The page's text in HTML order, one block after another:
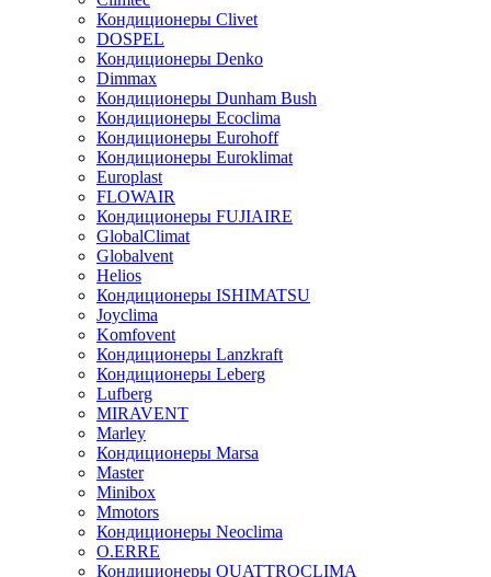
Кондиционеры Clivet
DOSPEL
Кондиционеры Denko
Dimmax
Кондиционеры Dunham Bush
Кондиционеры Ecoclima
Кондиционеры Eurohoff
Кондиционеры Euroklimat
Europlast
FLOWAIR
Кондиционеры FUJIAIRE
GlobalClimat
Globalvent
Helios
Кондиционеры ISHIMATSU
Joyclima
Komfovent
Кондиционеры Lanzkraft
Кондиционеры Leberg
Lufberg
MIRAVENT
Marley
Кондиционеры Marsa
Master
Minibox
Mmotors
Кондиционеры Neoclima
O.ERRE
Кондиционеры QUATTROCLIMA